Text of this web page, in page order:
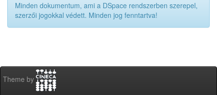
Minden dokumentum, ami a DSpace rendszerben szerepel,
szerzői jogokkal védett. Minden jog fenntartva!
Theme by